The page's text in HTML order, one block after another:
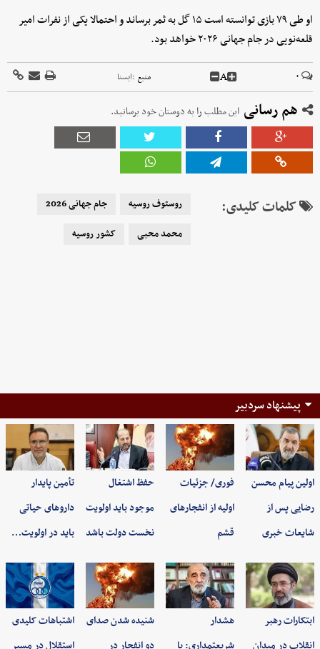
او طی ۷۹ بازی توانسته است ۱۵ گل به ثمر برساند و احتمالا یکی از نفرات امیر
قلعه‌نویی در جام جهانی ۲۰۲۶ خواهد بود.
۰ A منبع :ايسنا
هم رسانی این مطلب را به دوستان خود برسانید.
کلمات کلیدی: روستوف روسیه
جام جهانی 2026
محمد محبی
کشور روسیه
پیشنهاد سردبیر
اولین پیام محسن
رضایی پس از
شایعات خبری
فوری/ جزئیات
اولیه از انفجارهای
قشم
حفظ اشتغال
موجود باید اولویت
نخست دولت باشد
تأمین پایدار
داروهای حیاتی
باید در اولویت…
ابتکارات رهبر
انقلاب در میدان
هشدار
شریعتمداری: با
شنیده شدن صدای
دو انفجار در
اشتباهات کلیدی
استقلال در مسیر